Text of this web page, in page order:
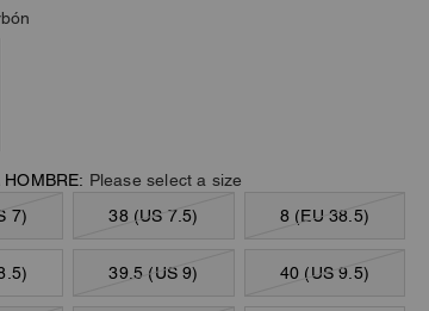
HOMBRE: Please select a size
7)
38 (US 7.5) 8 (EU 38.5)
39.5 (US 9) 40 (US 9.5)